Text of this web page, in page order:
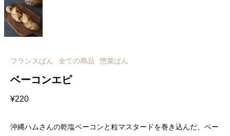
フランスぱん 全ての商品 惣菜ぱん
ベーコンエピ
¥220
沖縄ハムさんの乾塩ベーコンと粒マスタードを巻き込んだ、ベー